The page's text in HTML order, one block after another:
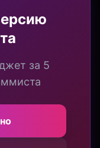
за 5